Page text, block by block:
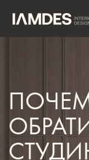
ПОЧЕМУ
СТУДИЮ